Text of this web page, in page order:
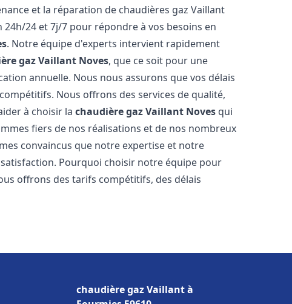
et la réparation de chaudières gaz Vaillant
24 et 7j/7 pour répondre à vos besoins en
. Notre équipe d'experts intervient rapidement
gaz Vaillant Noves, que ce soit pour une
annuelle. Nous nous assurons que vos délais
Nous offrons des services de qualité,
à choisir lachaudière gaz Vaillant Noves qui
fiers de nos réalisations et de nos nombreux
convaincus que notre expertise et notre
Pourquoi choisir notre équipe pour
offrons des tarifs compétitifs, des délais
chaudière gaz Vaillant à